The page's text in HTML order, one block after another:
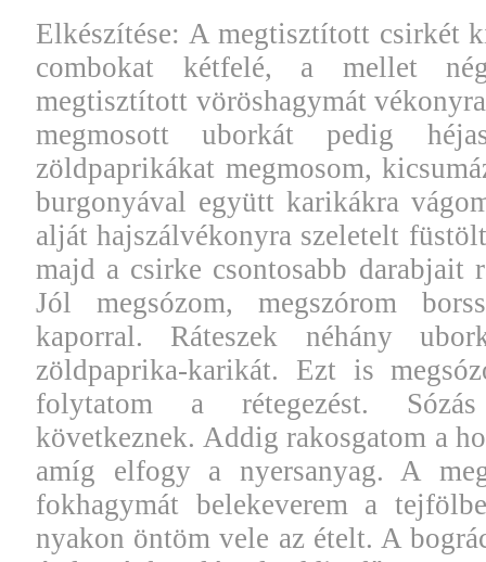
Elkészítése: A megtisztított csirkét
combokat kétfelé, a mellet
megtisztított vöröshagymát
megmosott uborkát pedig
zöldpaprikákat megmosom,
burgonyával együtt karikákra
alját hajszálvékonyra szeletelt
majd a csirke csontosabb darabjait
Jól megsózom, megszórom
kaporral. Ráteszek néhány
zöldpaprika-karikát. Ezt is
folytatom a rétegezést.
következnek. Addig rakosgatom a
amíg elfogy a nyersanyag. A
fokhagymát belekeverem a
nyakon öntöm vele az ételt. A